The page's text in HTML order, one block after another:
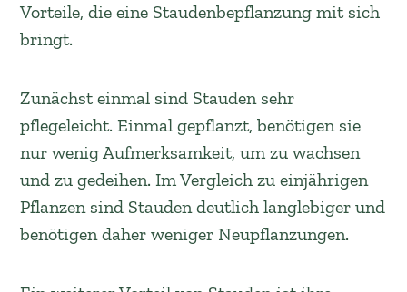
Vorteile, die eine Staudenbepflanzung mit sich
bringt.
Zunächst einmal sind Stauden sehr
pflegeleicht. Einmal gepflanzt, benötigen sie
nur wenig Aufmerksamkeit, um zu wachsen
und zu gedeihen. Im Vergleich zu einjährigen
Pflanzen sind Stauden deutlich langlebiger und
benötigen daher weniger Neupflanzungen.